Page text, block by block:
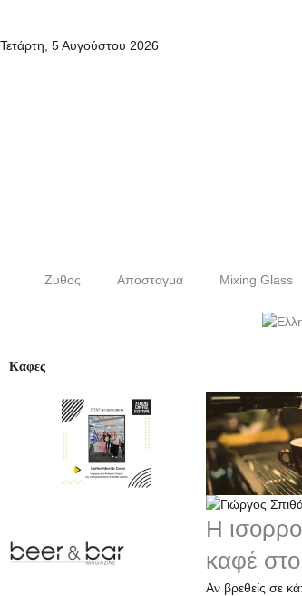
Τετάρτη, 5 Αυγούστου 2026
Ζυθος Αποσταγμα Mixing Glass
Καφες
Η
καφέ στο
Αν βρεθείς σε